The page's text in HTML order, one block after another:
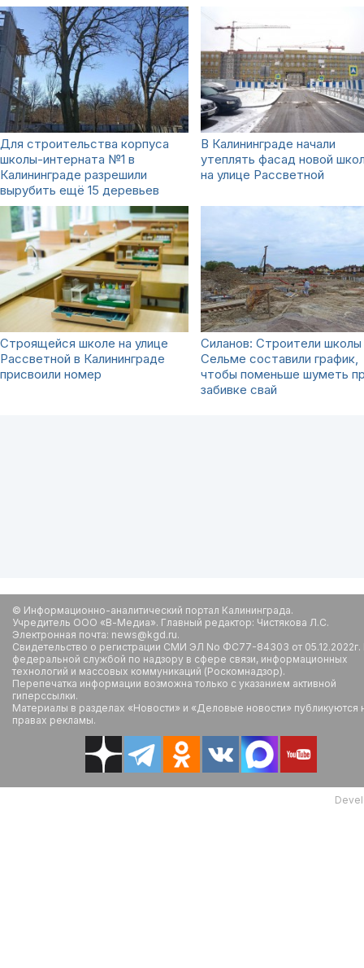
Для строительства корпуса
школы-интерната №1 в
Калининграде разрешили
вырубить ещё 15 деревьев
В Калининграде начали
утеплять фасад новой
на улице Рассветной
Строящейся школе на улице
Рассветной в Калининграде
присвоили номер
Силанов: Строители школы
Сельме составили график,
чтобы поменьше шуметь
забивке свай
© Информационно-аналитический портал Калининграда.
Учредитель ООО «В-Медиа». Главный редактор: Чистякова Л.С.
Электронная почта: news@kgd.ru.
Свидетельство о регистрации СМИ ЭЛ No ФС77-84303 от
федеральной службой по надзору в сфере связи, информационных
технологий и массовых коммуникаций (Роскомнадзор).
Перепечатка информации возможна только с указанием активной
гиперссылки.
Материалы в разделах «Новости» и «Деловые новости» публикуются
правах рекламы.